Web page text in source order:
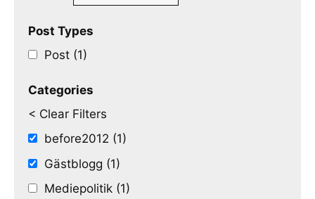
Post Types
Post (1)
Categories
< Clear Filters
before2012 (1)
Gästblogg (1)
Mediepolitik (1)